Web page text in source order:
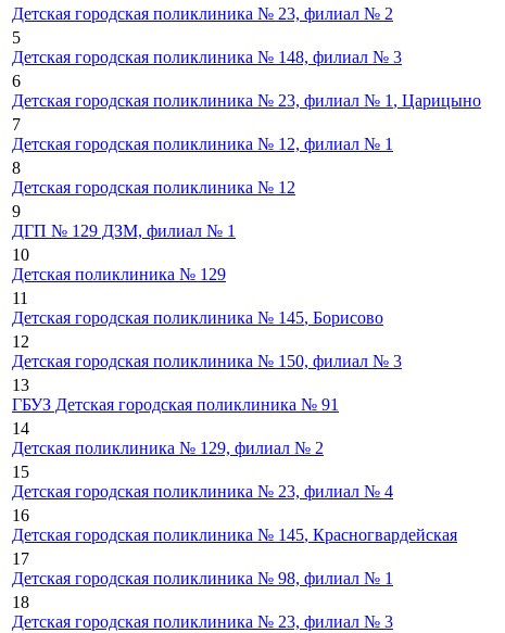
Детская городская поликлиника № 23, филиал № 2
5
Детская городская поликлиника № 148, филиал № 3
6
Детская городская поликлиника № 23, филиал № 1 , Царицыно
7
Детская городская поликлиника № 12, филиал № 1
8
Детская городская поликлиника № 12
9
ДГП № 129 ДЗМ, филиал № 1
10
Детская поликлиника № 129
11
Детская городская поликлиника № 145, Борисово
12
Детская городская поликлиника № 150, филиал № 3
13
ГБУЗ Детская городская поликлиника № 91
14
Детская поликлиника № 129, филиал № 2
15
Детская городская поликлиника № 23, филиал № 4
16
Детская городская поликлиника № 145, Красногвардейская
17
Детская городская поликлиника № 98, филиал № 1
18
Детская городская поликлиника № 23, филиал № 3